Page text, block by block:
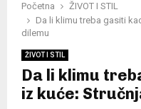
Početna
ŽIVOT I STIL
Da li klimu treba gasiti
dilemu
ŽIVOT I STIL
Da li klimu
iz kuće: